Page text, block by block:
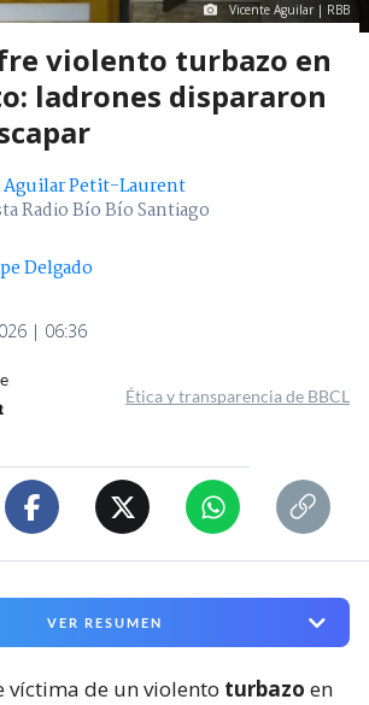
Vicente Aguilar | RBB
violento turbazo en
ladrones dispararon
Petit-Laurent
Radio Bío Bío Santiago
Delgado
| 06:36
Ética y transparencia de BBCL
VER RESUMEN
víctima de un violento turbazo en